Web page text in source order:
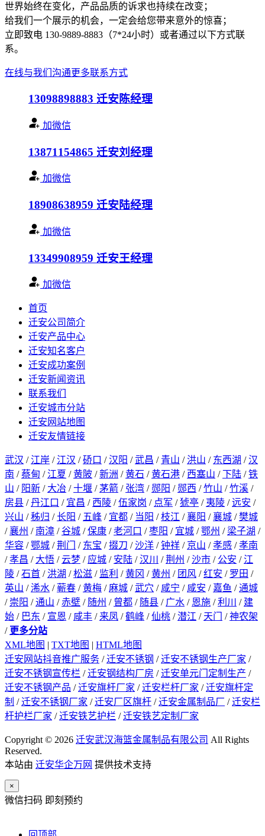
世界始终在变化，产品品质的诉求也持续在改变；
给我们一个展示的机会，一定会给您带来意外的惊喜；
立即致电 130-9889-8883（7*24小时）或者通过以下方式联
系。
在线与我们沟通更多联系方式
13098898883 迁安陈经理
加微信
13871154865 迁安刘经理
加微信
18908638959 迁安陆经理
加微信
13349908959 迁安王经理
加微信
首页
迁安公司简介
迁安产品中心
迁安知名客户
迁安成功案例
迁安新闻资讯
联系我们
迁安城市分站
迁安网站地图
迁安友情链接
武汉 / 江岸 / 江汉 /硚口 /汉阳 /武昌 / 青山 / 洪山 / 东西湖 /汉
南 /蔡甸 / 江夏 /黄陂 /新洲 /黄石 /黄石港 / 西塞山 /下陆 /铁
山 / 阳新 / 大冶 /十堰 /茅箭 / 张湾 / 郧阳 / 郧西 /竹山 /竹溪 /
房县 /丹江口 / 宜昌 / 西陵 /伍家岗 / 点军 /猇亭 / 夷陵 /远安 /
兴山 /秭归 /长阳 / 五峰 / 宜都 / 当阳 /枝江 /襄阳 /襄城 /樊城
/襄州 / 南漳 /谷城 /保康 /老河口 /枣阳 / 宜城 /鄂州 / 梁子湖 /
华容 /鄂城 /荆门 / 东宝 /掇刀 /沙洋 /钟祥 / 京山 /孝感 /孝南
/孝昌 / 大悟 /云梦 / 应城 / 安陆 /汉川 /荆州 /沙市 / 公安 / 江
陵 /石首 / 洪湖 /松滋 / 监利 /黄冈 /黄州 / 团风 /红安 / 罗田 /
英山 /浠水 /蕲春 /黄梅 / 麻城 /武穴 / 咸宁 / 咸安 / 嘉鱼 /通城
/ 崇阳 /通山 /赤壁 / 随州 / 曾都 / 随县 / 广水 / 恩施 /利川 / 建
始 / 巴东 / 宣恩 / 咸丰 / 来凤 /鹤峰 /仙桃 /潜江 / 天门 /神农架
/ 更多分站
XML地图 | TXT地图 | HTML地图
迁安网站抖音推广服务 /迁安不锈钢 /迁安不锈钢生产厂家 /
迁安不锈钢宣传栏 /迁安钢结构厂房 /迁安单元门定制生产 /
迁安不锈钢产品 /迁安旗杆厂家 /迁安栏杆厂家 /迁安旗杆定
制 /迁安不锈钢厂家 /迁安厂区旗杆 /迁安金属制品厂 /迁安栏
杆护栏厂家 /迁安铁艺护栏 /迁安铁艺定制厂家
Copyright © 2026 迁安武汉海篮金属制品有限公司 All Rights
Reserved.
本站由 迁安华企万网 提供技术支持
×
微信扫码 即刻预约